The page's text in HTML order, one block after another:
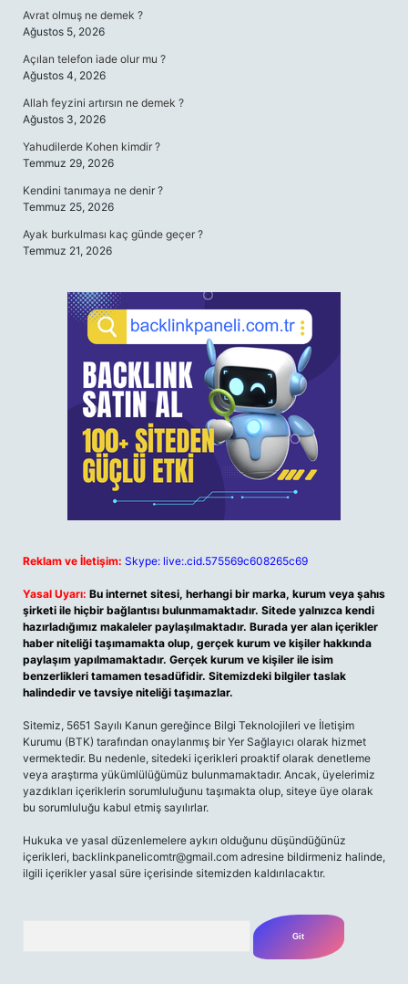
Avrat olmuş ne demek ?
Ağustos 5, 2026
Açılan telefon iade olur mu ?
Ağustos 4, 2026
Allah feyzini artırsın ne demek ?
Ağustos 3, 2026
Yahudilerde Kohen kimdir ?
Temmuz 29, 2026
Kendini tanımaya ne denir ?
Temmuz 25, 2026
Ayak burkulması kaç günde geçer ?
Temmuz 21, 2026
Reklam ve İletişim: Skype: live:.cid.575569c608265c69
Yasal Uyarı: Bu internet sitesi, herhangi bir marka, kurum veya şahıs
şirketi ile hiçbir bağlantısı bulunmamaktadır. Sitede yalnızca kendi
hazırladığımız makaleler paylaşılmaktadır. Burada yer alan içerikler
haber niteliği taşımamakta olup, gerçek kurum ve kişiler hakkında
paylaşım yapılmamaktadır. Gerçek kurum ve kişiler ile isim
benzerlikleri tamamen tesadüfidir. Sitemizdeki bilgiler taslak
halindedir ve tavsiye niteliği taşımazlar.
Sitemiz, 5651 Sayılı Kanun gereğince Bilgi Teknolojileri ve İletişim
Kurumu (BTK) tarafından onaylanmış bir Yer Sağlayıcı olarak hizmet
vermektedir. Bu nedenle, sitedeki içerikleri proaktif olarak denetleme
veya araştırma yükümlülüğümüz bulunmamaktadır. Ancak, üyelerimiz
yazdıkları içeriklerin sorumluluğunu taşımakta olup, siteye üye olarak
bu sorumluluğu kabul etmiş sayılırlar.
Hukuka ve yasal düzenlemelere aykırı olduğunu düşündüğünüz
içerikleri, backlinkpanelicomtr@gmail.com adresine bildirmeniz halinde,
ilgili içerikler yasal süre içerisinde sitemizden kaldırılacaktır.